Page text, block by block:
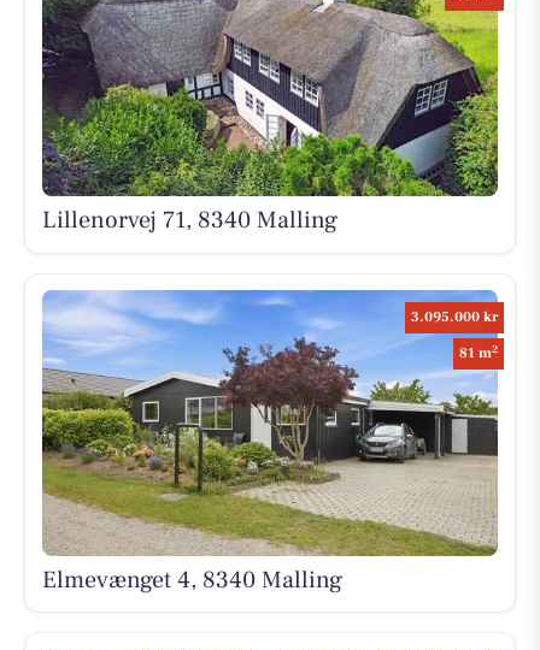
Lillenorvej 71, 8340 Malling
3.095.000 kr
81 m2
Elmevænget 4, 8340 Malling